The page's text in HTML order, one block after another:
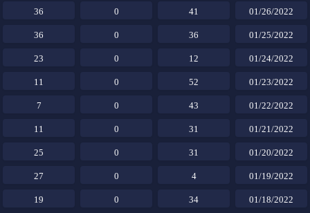
01/26/2022
41
0
36
01/25/2022
36
0
36
01/24/2022
12
0
23
01/23/2022
52
0
11
01/22/2022
43
0
7
01/21/2022
31
0
11
01/20/2022
31
0
25
01/19/2022
4
0
27
01/18/2022
34
0
19